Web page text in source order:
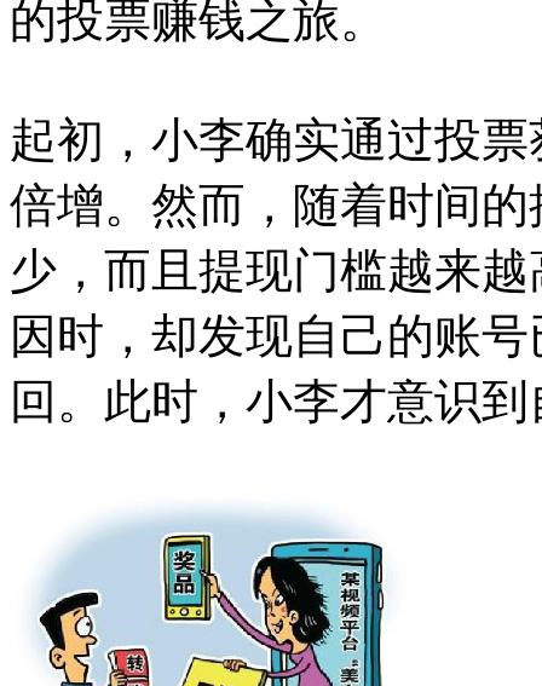
的投票赚钱之旅。
起初，小李确实通过投
倍增。然而，随着时间
少，而且提现门槛越来
因时，却发现自己的账
回。此时，小李才意识